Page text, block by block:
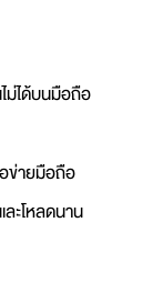
ม่ได้บนมือถือ
ข่ายมือถือ
ะโหลดนาน